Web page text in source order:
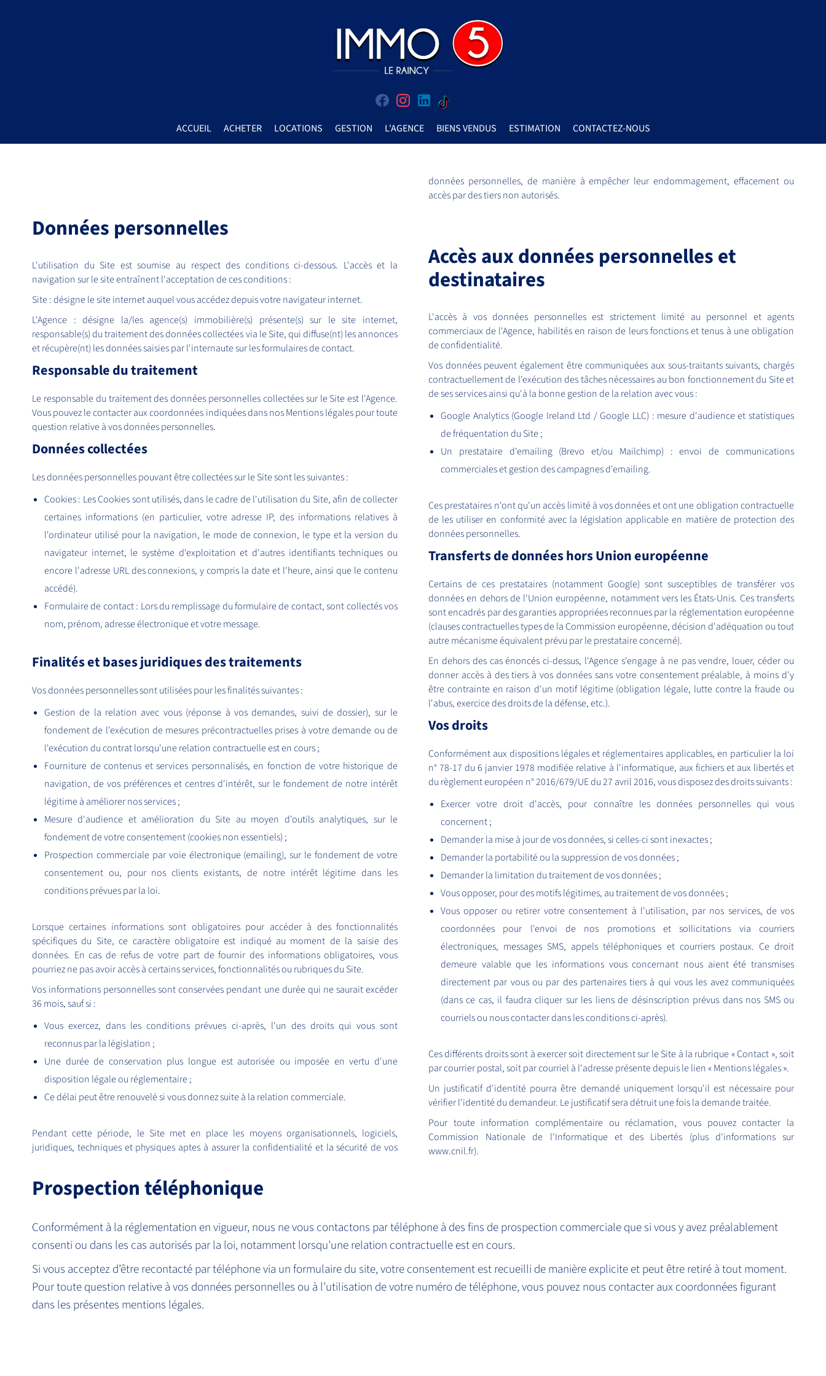
ACCUEIL ACHETER LOCATIONS GESTION L'AGENCE BIENS VENDUS ESTIMATION CONTACTEZ-NOUS
Données personnelles
L'utilisation du Site est soumise au respect des conditions ci-dessous. L'accès et la
navigation sur le site entraînent l'acceptation de ces conditions :
Site : désigne le site internet auquel vous accédez depuis votre navigateur internet.
L'Agence : désigne la/les agence(s) immobilière(s) présente(s) sur le site internet,
responsable(s) du traitement des données collectées via le Site, qui diffuse(nt) les annonces
et récupère(nt) les données saisies par l'internaute sur les formulaires de contact.
Responsable du traitement
Le responsable du traitement des données personnelles collectées sur le Site est l'Agence.
Vous pouvez le contacter aux coordonnées indiquées dans nos Mentions légales pour toute
question relative à vos données personnelles.
Données collectées
Les données personnelles pouvant être collectées sur le Site sont les suivantes :
Cookies : Les Cookies sont utilisés, dans le cadre de l'utilisation du Site, afin de collecter
certaines informations (en particulier, votre adresse IP, des informations relatives à
l'ordinateur utilisé pour la navigation, le mode de connexion, le type et la version du
navigateur internet, le système d'exploitation et d'autres identifiants techniques ou
encore l'adresse URL des connexions, y compris la date et l'heure, ainsi que le contenu
accédé).
Formulaire de contact : Lors du remplissage du formulaire de contact, sont collectés vos
nom, prénom, adresse électronique et votre message.
Finalités et bases juridiques des traitements
Vos données personnelles sont utilisées pour les finalités suivantes :
Gestion de la relation avec vous (réponse à vos demandes, suivi de dossier), sur le
fondement de l'exécution de mesures précontractuelles prises à votre demande ou de
l'exécution du contrat lorsqu'une relation contractuelle est en cours ;
Fourniture de contenus et services personnalisés, en fonction de votre historique de
navigation, de vos préférences et centres d'intérêt, sur le fondement de notre intérêt
légitime à améliorer nos services ;
Mesure d'audience et amélioration du Site au moyen d'outils analytiques, sur le
fondement de votre consentement (cookies non essentiels) ;
Prospection commerciale par voie électronique (emailing), sur le fondement de votre
consentement ou, pour nos clients existants, de notre intérêt légitime dans les
conditions prévues par la loi.
Lorsque certaines informations sont obligatoires pour accéder à des fonctionnalités
spécifiques du Site, ce caractère obligatoire est indiqué au moment de la saisie des
données. En cas de refus de votre part de fournir des informations obligatoires, vous
pourriez ne pas avoir accès à certains services, fonctionnalités ou rubriques du Site.
Vos informations personnelles sont conservées pendant une durée qui ne saurait excéder
36 mois, sauf si :
Vous exercez, dans les conditions prévues ci-après, l'un des droits qui vous sont
reconnus par la législation ;
Une durée de conservation plus longue est autorisée ou imposée en vertu d'une
disposition légale ou réglementaire ;
Ce délai peut être renouvelé si vous donnez suite à la relation commerciale.
Pendant cette période, le Site met en place les moyens organisationnels, logiciels,
juridiques, techniques et physiques aptes à assurer la confidentialité et la sécurité de vos
données personnelles, de manière à empêcher leur endommagement, effacement ou
accès par des tiers non autorisés.
Accès aux données personnelles et
destinataires
L'accès à vos données personnelles est strictement limité au personnel et agents
commerciaux de l'Agence, habilités en raison de leurs fonctions et tenus à une obligation
de confidentialité.
Vos données peuvent également être communiquées aux sous-traitants suivants, chargés
contractuellement de l'exécution des tâches nécessaires au bon fonctionnement du Site et
de ses services ainsi qu'à la bonne gestion de la relation avec vous :
Google Analytics (Google Ireland Ltd / Google LLC) : mesure d'audience et statistiques
de fréquentation du Site ;
Un prestataire d'emailing (Brevo et/ou Mailchimp) : envoi de communications
commerciales et gestion des campagnes d'emailing.
Ces prestataires n'ont qu'un accès limité à vos données et ont une obligation contractuelle
de les utiliser en conformité avec la législation applicable en matière de protection des
données personnelles.
Transferts de données hors Union européenne
Certains de ces prestataires (notamment Google) sont susceptibles de transférer vos
données en dehors de l'Union européenne, notamment vers les États-Unis. Ces transferts
sont encadrés par des garanties appropriées reconnues par la réglementation européenne
(clauses contractuelles types de la Commission européenne, décision d'adéquation ou tout
autre mécanisme équivalent prévu par le prestataire concerné).
En dehors des cas énoncés ci-dessus, l'Agence s'engage à ne pas vendre, louer, céder ou
donner accès à des tiers à vos données sans votre consentement préalable, à moins d'y
être contrainte en raison d'un motif légitime (obligation légale, lutte contre la fraude ou
l'abus, exercice des droits de la défense, etc.).
Vos droits
Conformément aux dispositions légales et réglementaires applicables, en particulier la loi
n° 78-17 du 6 janvier 1978 modifiée relative à l'informatique, aux fichiers et aux libertés et
du règlement européen n° 2016/679/UE du 27 avril 2016, vous disposez des droits suivants :
Exercer votre droit d'accès, pour connaître les données personnelles qui vous
concernent ;
Demander la mise à jour de vos données, si celles-ci sont inexactes ;
Demander la portabilité ou la suppression de vos données ;
Demander la limitation du traitement de vos données ;
Vous opposer, pour des motifs légitimes, au traitement de vos données ;
Vous opposer ou retirer votre consentement à l'utilisation, par nos services, de vos
coordonnées pour l'envoi de nos promotions et sollicitations via courriers
électroniques, messages SMS, appels téléphoniques et courriers postaux. Ce droit
demeure valable que les informations vous concernant nous aient été transmises
directement par vous ou par des partenaires tiers à qui vous les avez communiquées
(dans ce cas, il faudra cliquer sur les liens de désinscription prévus dans nos SMS ou
courriels ou nous contacter dans les conditions ci-après).
Ces différents droits sont à exercer soit directement sur le Site à la rubrique « Contact », soit
par courrier postal, soit par courriel à l'adresse présente depuis le lien « Mentions légales ».
Un justificatif d'identité pourra être demandé uniquement lorsqu'il est nécessaire pour
vérifier l'identité du demandeur. Le justificatif sera détruit une fois la demande traitée.
Pour toute information complémentaire ou réclamation, vous pouvez contacter la
Commission Nationale de l'Informatique et des Libertés (plus d'informations sur
www.cnil.fr).
Prospection téléphonique
Conformément à la réglementation en vigueur, nous ne vous contactons par téléphone à des fins de prospection commerciale que si vous y avez préalablement
consenti ou dans les cas autorisés par la loi, notamment lorsqu’une relation contractuelle est en cours.
Si vous acceptez d’être recontacté par téléphone via un formulaire du site, votre consentement est recueilli de manière explicite et peut être retiré à tout moment.
Pour toute question relative à vos données personnelles ou à l’utilisation de votre numéro de téléphone, vous pouvez nous contacter aux coordonnées figurant
dans les présentes mentions légales.